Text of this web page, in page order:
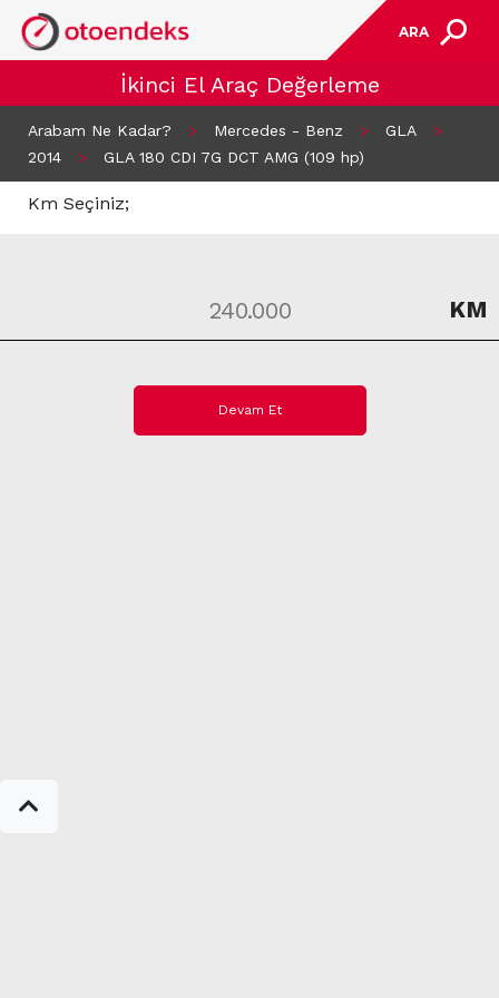
ARA
İkinci El Araç Değerleme
Arabam Ne Kadar? > Mercedes - Benz > GLA
>
2014
> GLA 180 CDI 7G DCT AMG (109 hp)
Km Seçiniz;
KM
Devam Et